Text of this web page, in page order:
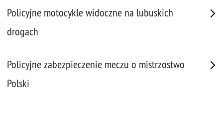
Policyjne motocykle widoczne na lubuskich
drogach
Policyjne zabezpieczenie meczu o mistrzostwo
Polski